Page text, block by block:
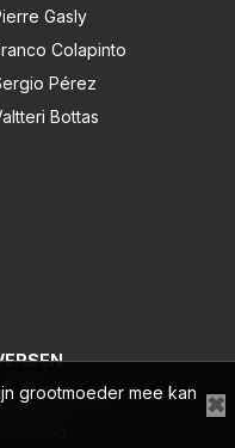
Gasly
Colapinto
Pérez
Bottas
1-kalender
grootmoeder mee kan
✖